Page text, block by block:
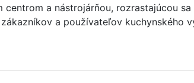
a nástrojárňou, rozrastajúcou
a používateľov kuchynského